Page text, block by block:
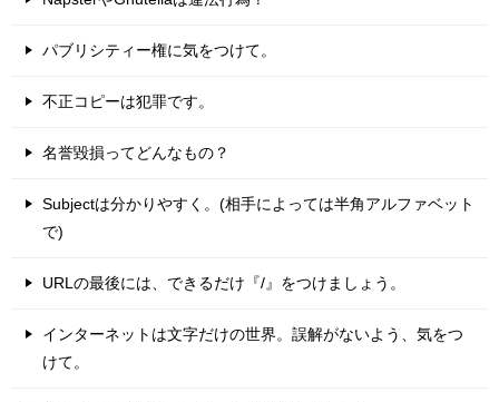
パブリシティー権に気をつけて。
不正コピーは犯罪です。
名誉毀損ってどんなもの？
Subjectは分かりやすく。(相手によっては半角アルファベット
で)
URLの最後には、できるだけ『/』をつけましょう。
インターネットは文字だけの世界。誤解がないよう、気をつ
けて。